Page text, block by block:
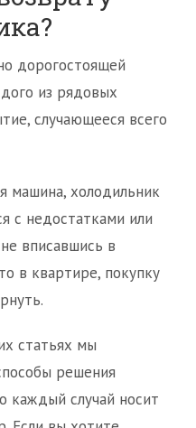
дорогостоящей
из рядовых
случающееся всего
машина, холодильник
с недостатками или
вписавшись в
в квартире, покупку
статьях мы
решения
каждый случай носит